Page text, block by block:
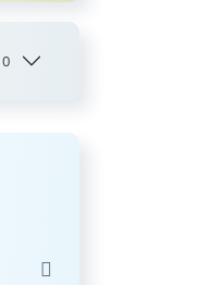
0
Республики Беларусь